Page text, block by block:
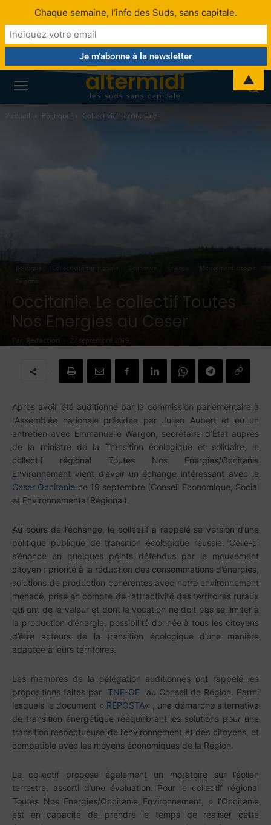
altermidi
les suds sans capitale
Accueil Politique Collectivité territoriale
Occitanie. Le collectif Toutes
Nos Energies au Ceser
Redaction
Après avoir été auditionné par la commission parlementaire à
l’Assemblée nationale présidée par Julien Aubert et eu un
entretien avec Emmanuelle Wargon, secrétaire d’État auprès
de la ministre de la Transition écologique et solidaire, le
collectif régional Toutes Nos Energies/Occitanie
Environnement vient d’avoir un échange intéressant avec le
Ceser Occitanie ce 19 septembre (Conseil Economique, Social
et Environnemental Régional).
Au cours de l’échange, le collectif a rappelé sa version d’une
politique publique de transition écologique réussie. Celle-ci
s’énonce en quelques points défendus par le mouvement
citoyen : priorité à la réduction des consommations d’énergies,
solutions de production cohérentes avec notre environnement
menacé, prise en compte de l’attractivité des territoires ruraux
qui ont de la valeur et dont la vocation ne doit pas se limiter à
la production d’énergie, possibilité donnée à tous les citoyens
d’être acteurs de la transition écologique d’une manière
adaptée à leurs territoires.
Les membres de la délégation auditionnés ont rappelé les
propositions faites par TNE-OE au Conseil de Région. Parmi
lesquels le document « REPÒSTA« , une démarche alternative
de transition énergétique rééquilibrant les solutions pour une
transition respectueuse de l’environnement et des citoyens, et
compatible avec les moyens économiques de la Région.
Le collectif propose également un moratoire sur l’éolien
terrestre, assorti d’une évaluation. Pour le collectif régional
Toutes Nos Energies/Occitanie Environnement, « l‘Occitanie
est en capacité de prendre le temps de réaliser cette
Chaque semaine, l’info des Suds, sans capitale.
▲